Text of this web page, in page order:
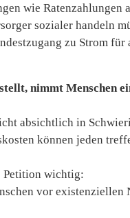
wie Ratenzahlungen
sozialer handeln
zu Strom
nimmt Menschen
absichtlich in
können jeden
Petition wichtig:
vor